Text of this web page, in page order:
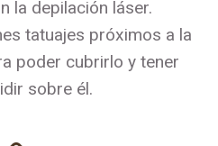
la depilación láser.
tatuajes próximos a la
poder cubrirlo y tener
sobre él.